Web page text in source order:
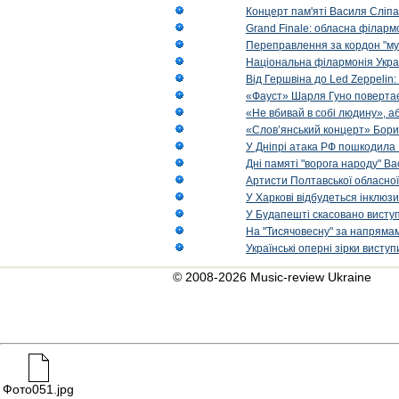
Концерт пам'яті Василя
Grand Finale: обласна
Переправлення за кордон
Національна філармонія
Від Гершвіна до Led Zeppelin:
«Фауст» Шарля Гуно
«Не вбивай в собі людину»,
«Слов’янський концерт»
У Дніпрі атака РФ пошкодила
Дні памяті "ворога народу"
Артисти Полтавської
У Харкові відбудеться
У Будапешті скасовано
На "Тисячовесну" за
Українські оперні зірки
© 2008-2026 Music-review Ukraine
Фото051.jpg